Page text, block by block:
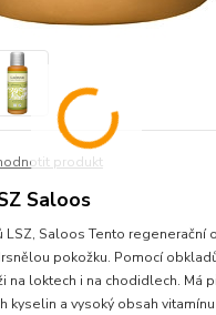
produkt
Saloos
LSZ, Saloos Tento regenerační
pokožku. Pomocí
na loktech i na chodidlech. Má
kyselin a vysoký obsah